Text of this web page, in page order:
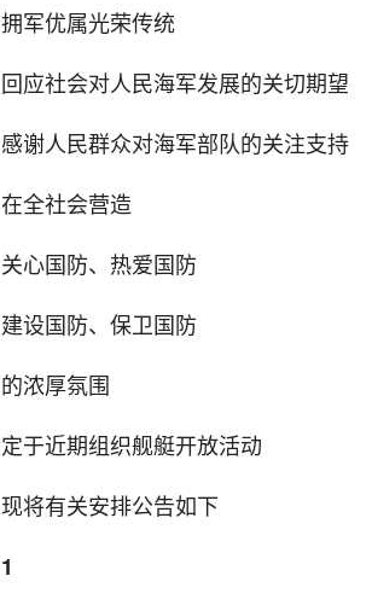
拥军优属光荣传统
回应社会对人民海军发展的关切期望
感谢人民群众对海军部队的关注支持
在全社会营造
关心国防、热爱国防
建设国防、保卫国防
的浓厚氛围
定于近期组织舰艇开放活动
现将有关安排公告如下
1